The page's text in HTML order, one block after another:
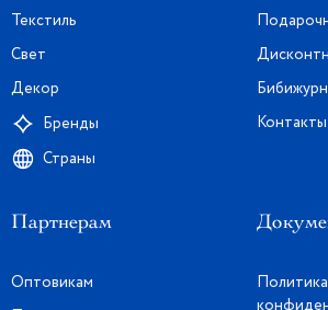
Текстиль
Свет
Декор
Бренды
Страны
Контакты
Партнерам
Оптовикам
Политика